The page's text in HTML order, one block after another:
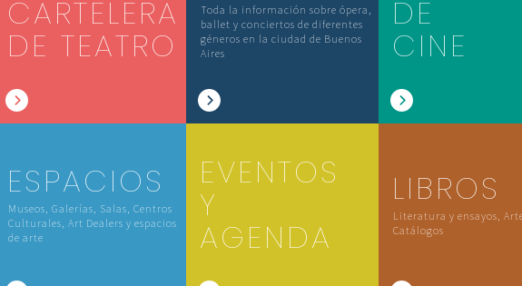
CARTELERA
DE TEATRO
Toda la información sobre ópera,
ballet y conciertos de diferentes
géneros en la ciudad de Buenos
Aires
DE
CINE
ESPACIOS
Museos, Galerías, Salas, Centros
Culturales, Art Dealers y espacios
de arte
EVENTOS
Y
AGENDA
LIBROS
Literatura y ensayos,
Catálogos